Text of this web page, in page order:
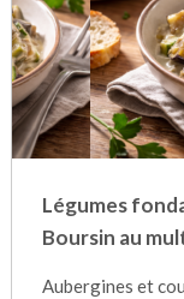
Légumes
Boursin au
Aubergines et